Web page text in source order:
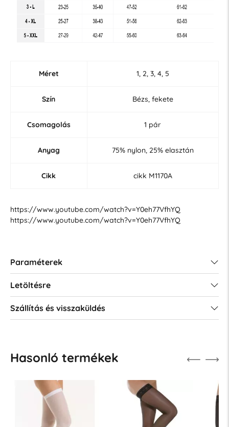
Méret 1, 2, 3, 4, 5
Szín Bézs, fekete
Csomagolás 1 pár
Anyag 75% nylon, 25% elasztán
Cikk cikk M1170A
https://www.youtube.com/watch?v=Y0eh77VfhYQ
https://www.youtube.com/watch?v=Y0eh77VfhYQ
Paraméterek
Letöltésre
Szállítás és visszaküldés
Hasonló termékek